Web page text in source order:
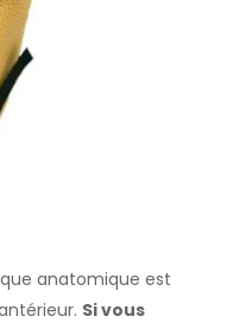
anatomique est
Si vous